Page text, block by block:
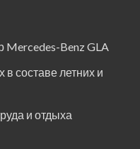
Mercedes-Benz GLA
в составе летних и
и отдыха